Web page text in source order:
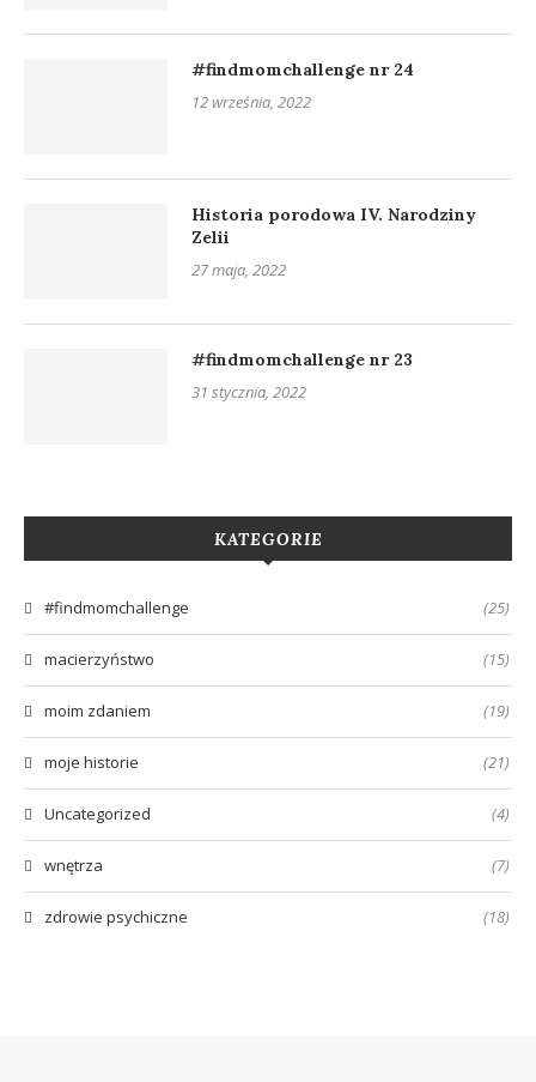
#findmomchallenge nr 24
12 września, 2022
Historia porodowa IV. Narodziny
Zelii
27 maja, 2022
#findmomchallenge nr 23
31 stycznia, 2022
KATEGORIE
#findmomchallenge (25)
macierzyństwo (15)
moim zdaniem (19)
moje historie (21)
Uncategorized (4)
wnętrza (7)
zdrowie psychiczne (18)